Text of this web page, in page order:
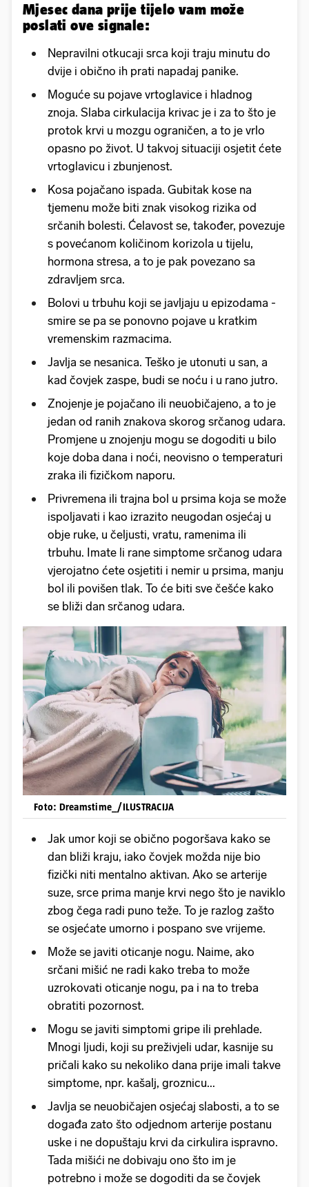
Mjesec dana prije tijelo vam može
poslati ove signale:
Nepravilni otkucaji srca koji traju minutu do
dvije i obično ih prati napadaj panike.
Moguće su pojave vrtoglavice i hladnog
znoja. Slaba cirkulacija krivac je i za to što je
protok krvi u mozgu ograničen, a to je vrlo
opasno po život. U takvoj situaciji osjetit ćete
vrtoglavicu i zbunjenost.
Kosa pojačano ispada. Gubitak kose na
tjemenu može biti znak visokog rizika od
srčanih bolesti. Ćelavost se, također, povezuje
s povećanom količinom korizola u tijelu,
hormona stresa, a to je pak povezano sa
zdravljem srca.
Bolovi u trbuhu koji se javljaju u epizodama -
smire se pa se ponovno pojave u kratkim
vremenskim razmacima.
Javlja se nesanica. Teško je utonuti u san, a
kad čovjek zaspe, budi se noću i u rano jutro.
Znojenje je pojačano ili neuobičajeno, a to je
jedan od ranih znakova skorog srčanog udara.
Promjene u znojenju mogu se dogoditi u bilo
koje doba dana i noći, neovisno o temperaturi
zraka ili fizičkom naporu.
Privremena ili trajna bol u prsima koja se može
ispoljavati i kao izrazito neugodan osjećaj u
obje ruke, u čeljusti, vratu, ramenima ili
trbuhu. Imate li rane simptome srčanog udara
vjerojatno ćete osjetiti i nemir u prsima, manju
bol ili povišen tlak. To će biti sve češće kako
se bliži dan srčanog udara.
Foto: Dreamstime_/ILUSTRACIJA
Jak umor koji se obično pogoršava kako se
dan bliži kraju, iako čovjek možda nije bio
fizički niti mentalno aktivan. Ako se arterije
suze, srce prima manje krvi nego što je naviklo
zbog čega radi puno teže. To je razlog zašto
se osjećate umorno i pospano sve vrijeme.
Može se javiti oticanje nogu. Naime, ako
srčani mišić ne radi kako treba to može
uzrokovati oticanje nogu, pa i na to treba
obratiti pozornost.
Mogu se javiti simptomi gripe ili prehlade.
Mnogi ljudi, koji su preživjeli udar, kasnije su
pričali kako su nekoliko dana prije imali takve
simptome, npr. kašalj, groznicu...
Javlja se neuobičajen osjećaj slabosti, a to se
događa zato što odjednom arterije postanu
uske i ne dopuštaju krvi da cirkulira ispravno.
Tada mišići ne dobivaju ono što im je
potrebno i može se dogoditi da se čovjek